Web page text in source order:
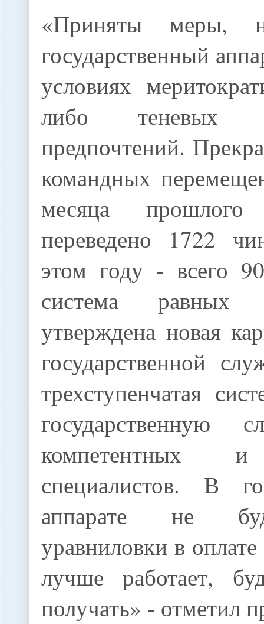
«Приняты меры,
государственный
условиях
либо теневых
предпочтений.
командных
месяца
переведено 1722
этом году - всего
система равных
утверждена новая
государственной
трехступенчатая
государственную
компетентных
специалистов. В
аппарате не
уравниловки в
лучше работает,
получать» - отметил